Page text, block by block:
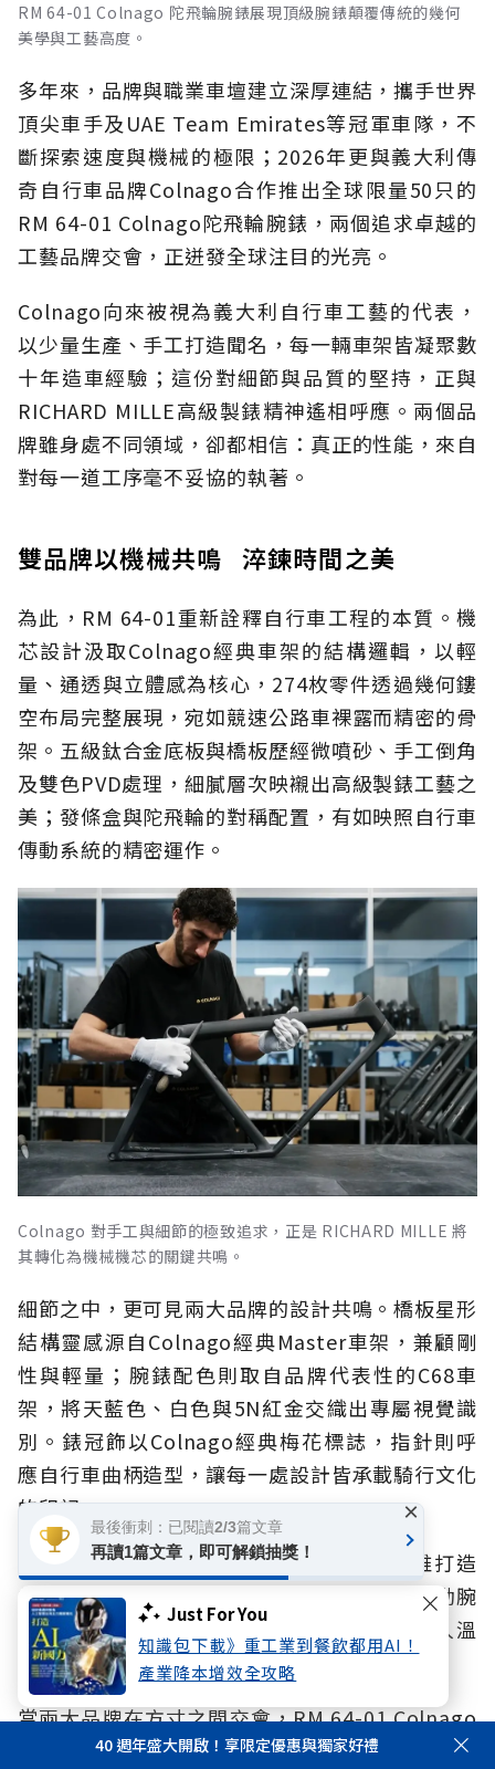
Just For You
知識包下載》重工業到餐飲都用AI！
產業降本增效全攻略
RM 64-01 Colnago 陀飛輪腕錶展現頂級腕錶顛覆傳統的幾何
美學與工藝高度。
多年來，品牌與職業車壇建立深厚連結，攜手世界
頂尖車手及UAE Team Emirates等冠軍車隊，不
斷探索速度與機械的極限；2026年更與義大利傳
奇自行車品牌Colnago合作推出全球限量50只的
RM 64-01 Colnago陀飛輪腕錶，兩個追求卓越的
工藝品牌交會，正迸發全球注目的光亮。
Colnago向來被視為義大利自行車工藝的代表，
以少量生產、手工打造聞名，每一輛車架皆凝聚數
十年造車經驗；這份對細節與品質的堅持，正與
RICHARD MILLE高級製錶精神遙相呼應。兩個品
牌雖身處不同領域，卻都相信：真正的性能，來自
對每一道工序毫不妥協的執著。
雙品牌以機械共鳴 淬鍊時間之美
為此，RM 64-01重新詮釋自行車工程的本質。機
芯設計汲取Colnago經典車架的結構邏輯，以輕
量、通透與立體感為核心，274枚零件透過幾何鏤
空布局完整展現，宛如競速公路車裸露而精密的骨
架。五級鈦合金底板與橋板歷經微噴砂、手工倒角
及雙色PVD處理，細膩層次映襯出高級製錶工藝之
美；發條盒與陀飛輪的對稱配置，有如映照自行車
傳動系統的精密運作。
Colnago 對手工與細節的極致追求，正是 RICHARD MILLE 將
其轉化為機械機芯的關鍵共鳴。
細節之中，更可見兩大品牌的設計共鳴。橋板星形
結構靈感源自Colnago經典Master車架，兼顧剛
性與輕量；腕錶配色則取自品牌代表性的C68車
架，將天藍色、白色與5N紅金交織出專屬視覺識
別。錶冠飾以Colnago經典梅花標誌，指針則呼
應自行車曲柄造型，讓每一處設計皆承載騎行文化
的印記。
此外，腕錶採用白色Quartz TPT®石英纖維打造
錶殼，兼具輕盈與優異機械性能；首次導入運動腕
錶系列核心視覺的5N紅金，在科技材質融入溫
潤，展現運動機械與製錶工藝對話的美學高度。
當兩大品牌在方寸之間交會，RM 64-01 Colnago
陀飛輪腕錶所展現的，是對極致工藝的共同信仰，
40 週年盛大開啟！享限定優惠與獨家好禮
最後衝刺：已閱讀2/3篇文章
再讀1篇文章，即可解鎖抽獎！
×